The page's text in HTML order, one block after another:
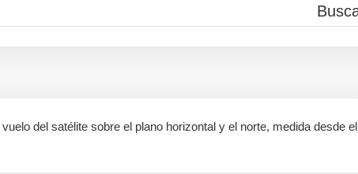
del satélite sobre el plano horizontal y el norte, medida desde el